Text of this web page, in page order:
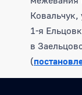
Ковальчук,
1-я
в
(